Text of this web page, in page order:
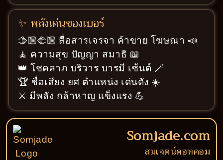
✨ พลังเด่นของเบอร์
🫱🏼‍🫲🏼 สื่อสารเจรจา ค้าขาย โฆษณา 📣
🧘 ความสุข ปัญญา สมาธิ 📖
👑 โชคลาภ บริวาร บารมี เซ้นต์ 🪄
🏆 ชื่อเสียง ยศ ตำแหน่ง เด่นดัง ☀️
⚔️ มีพลัง กล้าหาญ แข็งแรง 💪
Somjade.com
สมเจตน์ดอทคอม